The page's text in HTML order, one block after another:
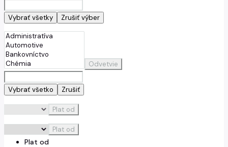
Vybrať všetky Zrušiť výber
Odvetvie
Vybrať všetko Zrušiť
Plat od
Plat od
Plat od